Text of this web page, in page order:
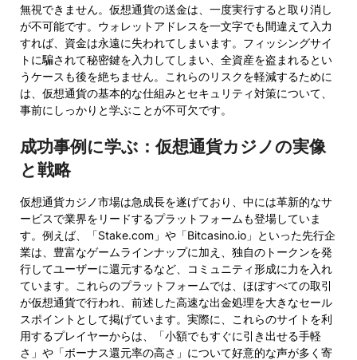
無視できません。仮想通貨の送金は、一度実行すると取り消し
が不可能です。ウォレットアドレスを一文字でも間違えて入力
すれば、資金は永遠に失われてしまいます。フィッシングサイ
トに騙されて秘密鍵を入力してしまい、全資産を盗まれるとい
うケースも後を絶ちません。これらのリスクを軽減するために
は、仮想通貨の基本的な仕組みとセキュリティ対策について、
事前にしっかりと学ぶことが不可欠です。
成功事例に学ぶ：仮想通貨カジノの実像
と戦略
仮想通貨カジノ市場は急成長を遂げており、中には革新的なサ
ービスで業界をリードするプラットフォームも登場していま
す。例えば、「Stake.com」や「Bitcasino.io」といった先行企
業は、豊富なゲームラインナップに加え、独自のトークンを発
行してユーザーに還元するなど、コミュニティ形成に力を入れ
ています。これらのプラットフォームでは、ほぼすべての取引
が仮想通貨で行われ、前述した高速な出金処理を大きなセール
スポイントとして掲げています。実際に、これらのサイトを利
用するプレイヤーからは、「小額でもすぐに引き出せる手軽
さ」や「ボーナス還元率の高さ」について好意的な声が多く寄